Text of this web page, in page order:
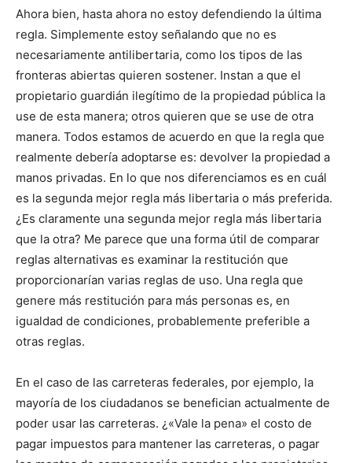
Ahora bien, hasta ahora no estoy defendiendo la última
regla. Simplemente estoy señalando que no es
necesariamente antilibertaria, como los tipos de las
fronteras abiertas quieren sostener. Instan a que el
propietario guardián ilegítimo de la propiedad pública la
use de esta manera; otros quieren que se use de otra
manera. Todos estamos de acuerdo en que la regla que
realmente debería adoptarse es: devolver la propiedad a
manos privadas. En lo que nos diferenciamos es en cuál
es la segunda mejor regla más libertaria o más preferida.
¿Es claramente una segunda mejor regla más libertaria
que la otra? Me parece que una forma útil de comparar
reglas alternativas es examinar la restitución que
proporcionarían varias reglas de uso. Una regla que
genere más restitución para más personas es, en
igualdad de condiciones, probablemente preferible a
otras reglas.
En el caso de las carreteras federales, por ejemplo, la
mayoría de los ciudadanos se benefician actualmente de
poder usar las carreteras. ¿«Vale la pena» el costo de
pagar impuestos para mantener las carreteras, o pagar